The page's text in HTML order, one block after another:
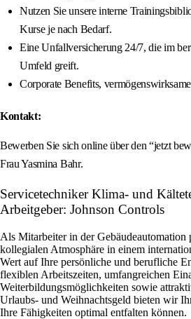
Nutzen Sie unsere interne
Kurse je nach Bedarf.
Eine Unfallversicherung 24/7, die im
Umfeld greift.
Corporate Benefits,
Kontakt:
Bewerben Sie sich online über den “jetzt
Frau Yasmina Bahr.
Servicetechniker Klima- und
Arbeitgeber: Johnson Controls
Als Mitarbeiter in der Gebäudeautomation
kollegialen Atmosphäre in einem
Wert auf Ihre persönliche und berufliche
flexiblen Arbeitszeiten, umfangreichen
Weiterbildungsmöglichkeiten sowie
Urlaubs- und Weihnachtsgeld bieten wir
Ihre Fähigkeiten optimal entfalten können.